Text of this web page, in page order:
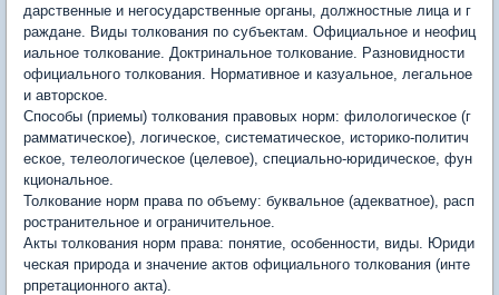
дарственные и негосударственные органы, должностные лица и г
раждане. Виды толкования по субъектам. Официальное и неофиц
иальное толкование. Доктринальное толкование. Разновидности
официального толкования. Нормативное и казуальное, легальное
и авторское.
Способы (приемы) толкования правовых норм: филологическое (г
рамматическое), логическое, систематическое, историко-политич
еское, телеологическое (целевое), специально-юридическое, фун
кциональное.
Толкование норм права по объему: буквальное (адекватное), расп
ространительное и ограничительное.
Акты толкования норм права: понятие, особенности, виды. Юриди
ческая природа и значение актов официального толкования (инте
рпретационного акта).